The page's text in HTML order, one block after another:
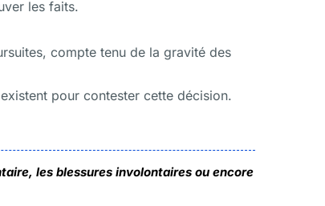
les faits.
compte tenu de la gravité des
pour contester cette décision.
les blessures involontaires ou encore